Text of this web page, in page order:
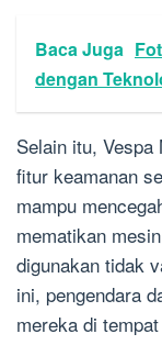
Baca Juga
dengan
Selain itu, Vespa
fitur keamanan
mampu
mematikan
digunakan tidak
ini, pengendara
mereka di